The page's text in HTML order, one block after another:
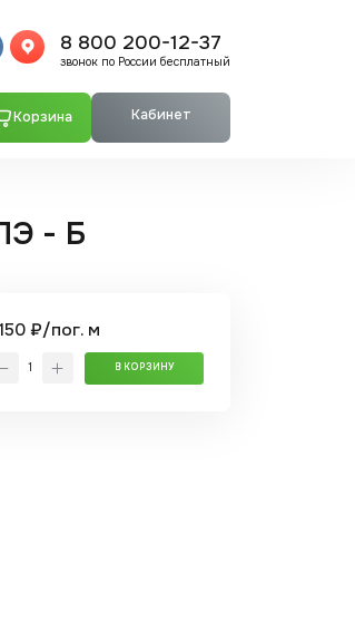
8 800 200-12-37
звонок по России бесплатный
Корзина Кабинет
- Б
₽/пог. м
В КОРЗИНУ